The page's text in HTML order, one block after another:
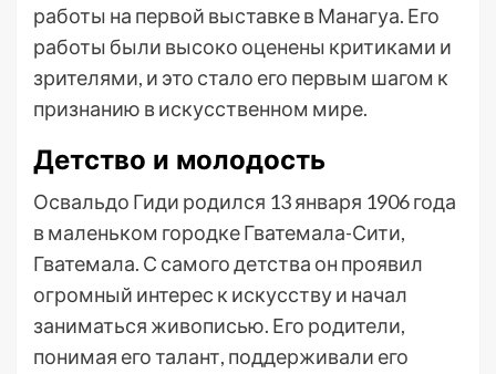
работы на первой выставке в Манагуа. Его
работы были высоко оценены критиками и
зрителями, и это стало его первым шагом к
признанию в искусственном мире.
Детство и молодость
Освальдо Гиди родился 13 января 1906 года
в маленьком городке Гватемала-Сити,
Гватемала. С самого детства он проявил
огромный интерес к искусству и начал
заниматься живописью. Его родители,
понимая его талант, поддерживали его